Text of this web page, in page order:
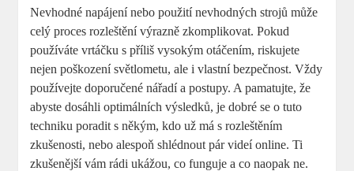
Nevhodné napájení nebo použití nevhodných strojů může
celý proces rozleštění výrazně zkomplikovat.⁣ Pokud
používáte vrtáčku s příliš vysokým ⁣otáčením, riskujete
nejen poškození světlometu, ale i vlastní bezpečnost. Vždy
používejte doporučené nářadí a postupy. A pamatujte, že
abyste dosáhli optimálních výsledků, je dobré se o tuto
techniku poradit s někým, kdo už má s rozleštěním
zkušenosti, nebo alespoň shlédnout pár videí online. ⁣Ti
⁤zkušenější vám rádi ukážou, co‍ funguje a co ⁢naopak ne.